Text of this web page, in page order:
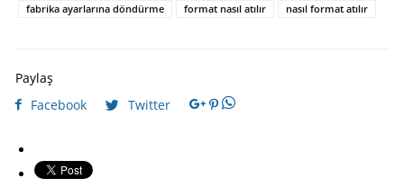
fabrika ayarlarına döndürme format nasıl atılır nasıl format atılır
Paylaş
Facebook
Twitter